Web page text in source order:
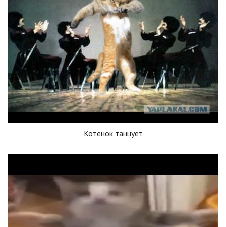
Котенок танцует